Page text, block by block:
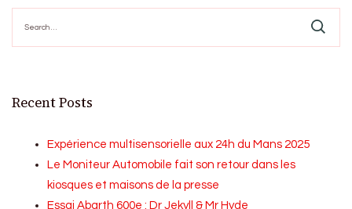
for:
Recent Posts
Expérience multisensorielle aux 24h du Mans 2025
Le Moniteur Automobile fait son retour dans les
kiosques et maisons de la presse
Essai Abarth 600e : Dr Jekyll & Mr Hyde